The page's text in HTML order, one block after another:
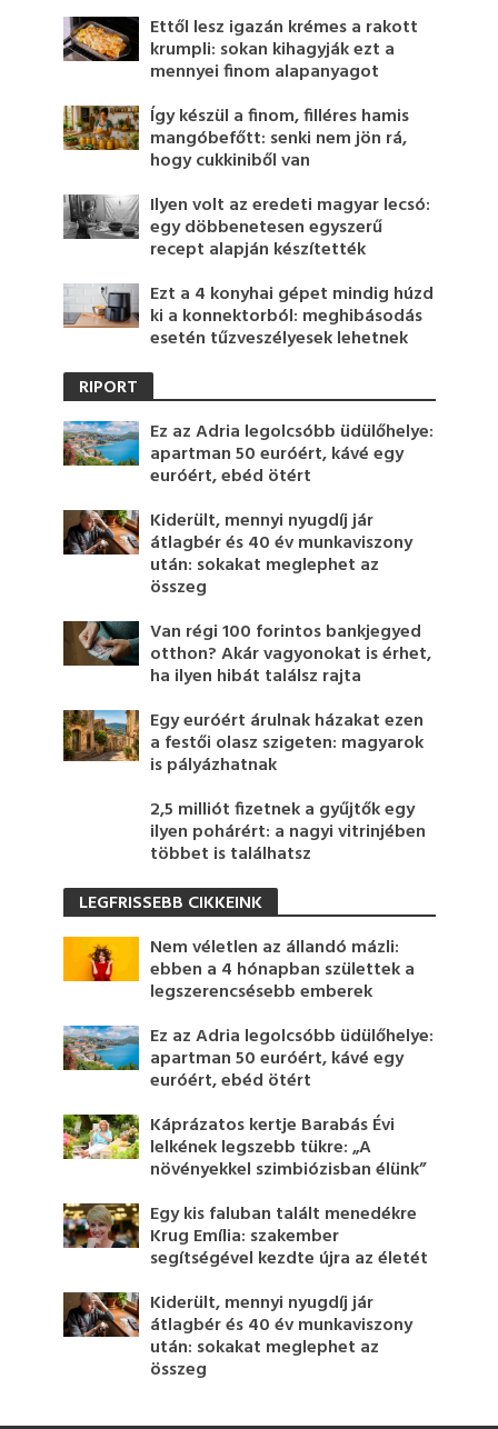
Ettől lesz igazán krémes a rakott
krumpli: sokan kihagyják ezt a
mennyei finom alapanyagot
Így készül a finom, filléres hamis
mangóbefőtt: senki nem jön rá,
hogy cukkiniből van
Ilyen volt az eredeti magyar lecsó:
egy döbbenetesen egyszerű
recept alapján készítették
Ezt a 4 konyhai gépet mindig húzd
ki a konnektorból: meghibásodás
esetén tűzveszélyesek lehetnek
RIPORT
Ez az Adria legolcsóbb üdülőhelye:
apartman 50 euróért, kávé egy
euróért, ebéd ötért
Kiderült, mennyi nyugdíj jár
átlagbér és 40 év munkaviszony
után: sokakat meglephet az
összeg
Van régi 100 forintos bankjegyed
otthon? Akár vagyonokat is érhet,
ha ilyen hibát találsz rajta
Egy euróért árulnak házakat ezen
a festői olasz szigeten: magyarok
is pályázhatnak
2,5 milliót fizetnek a gyűjtők egy
ilyen pohárért: a nagyi vitrinjében
többet is találhatsz
LEGFRISSEBB CIKKEINK
Nem véletlen az állandó mázli:
ebben a 4 hónapban születtek a
legszerencsésebb emberek
Ez az Adria legolcsóbb üdülőhelye:
apartman 50 euróért, kávé egy
euróért, ebéd ötért
Káprázatos kertje Barabás Évi
lelkének legszebb tükre: „A
növényekkel szimbiózisban élünk”
Egy kis faluban talált menedékre
Krug Emília: szakember
segítségével kezdte újra az életét
Kiderült, mennyi nyugdíj jár
átlagbér és 40 év munkaviszony
után: sokakat meglephet az
összeg